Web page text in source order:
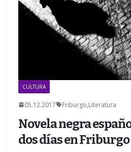
CULTURA
05.12.2017 Friburgo,Literatura
Novela negra
dos días en Friburgo